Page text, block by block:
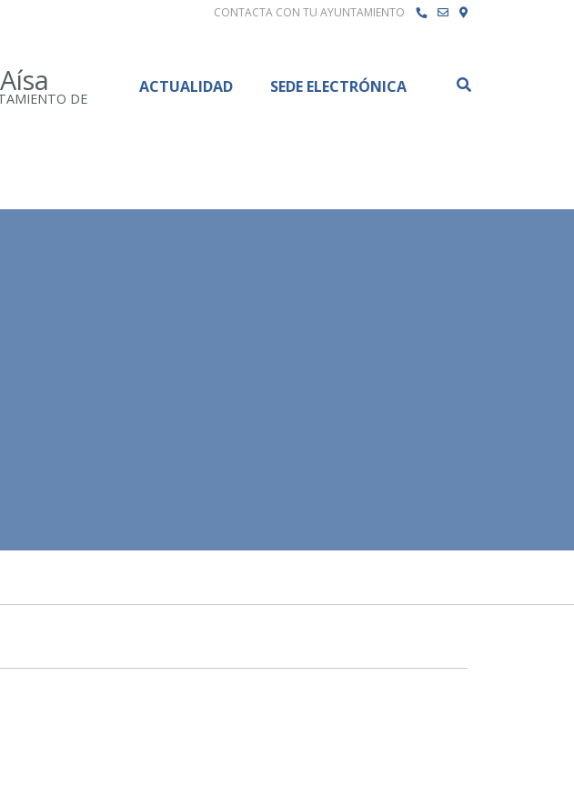
CONTACTA CON TU AYUNTAMIENTO
Aísa
DE
ACTUALIDAD SEDE ELECTRÓNICA